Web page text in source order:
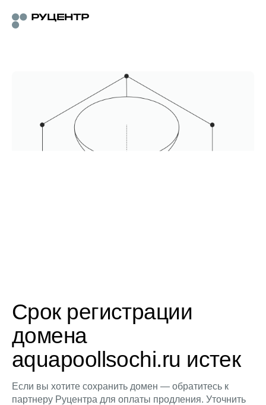
Срок регистрации
домена
aquapoollsochi.ru истек
Если вы хотите сохранить домен — обратитесь к
партнеру Руцентра для оплаты продления. Уточнить